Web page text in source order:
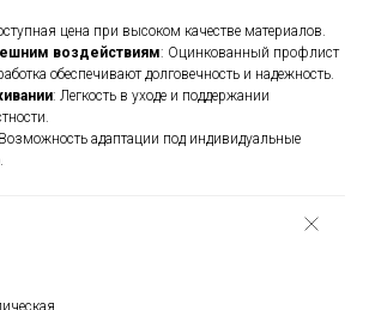
цена при высоком качестве материалов.
воздействиям: Оцинкованный профлист
обеспечивают долговечность и надежность.
: Легкость в уходе и поддержании
адаптации под индивидуальные